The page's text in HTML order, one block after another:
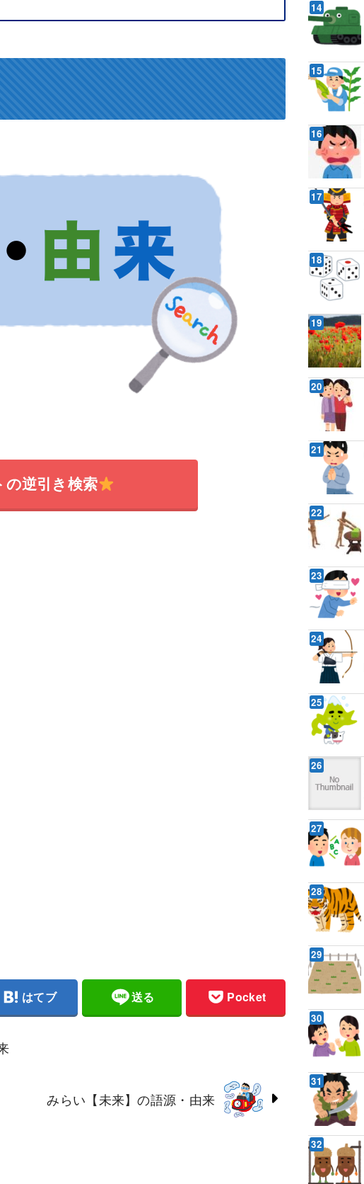
の逆引き検索
はてブ 送る Pocket
みらい【未来】の語源・由来